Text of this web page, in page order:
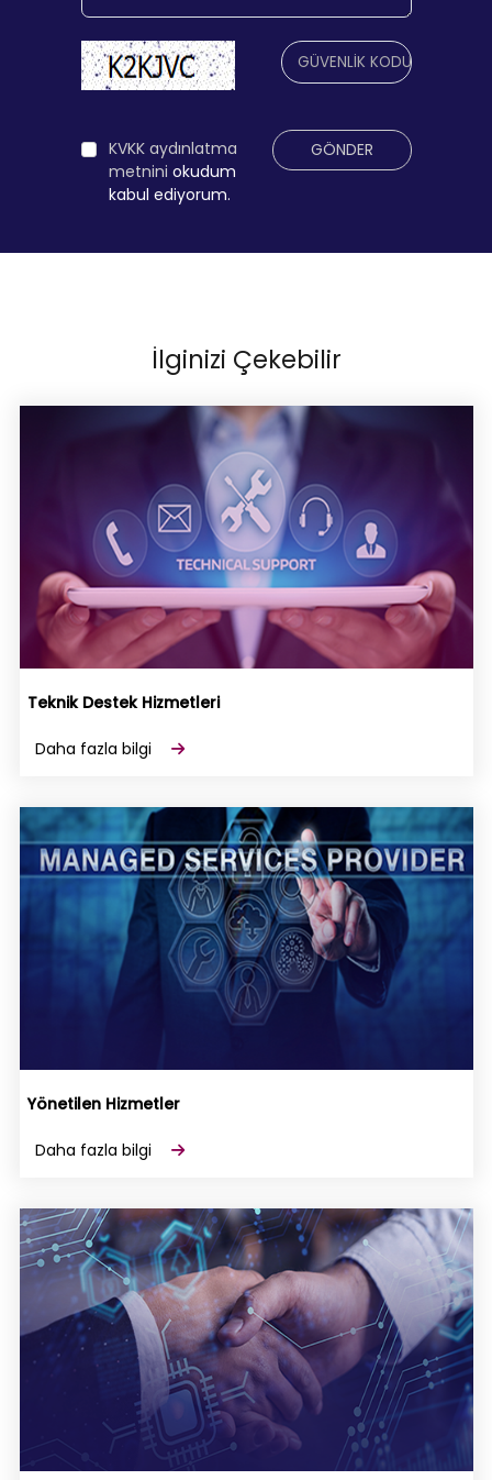
KVKK aydınlatma
metnini okudum
kabul ediyorum.
GÖNDER
İlginizi Çekebilir
Teknik Destek Hizmetleri
Daha fazla bilgi
Yönetilen Hizmetler
Daha fazla bilgi